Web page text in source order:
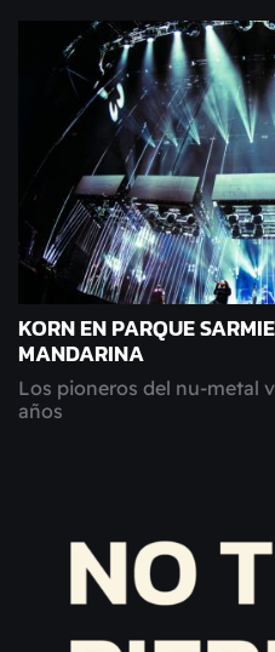
KORN EN PARQUE
MANDARINA
Los pioneros del nu-metal
años